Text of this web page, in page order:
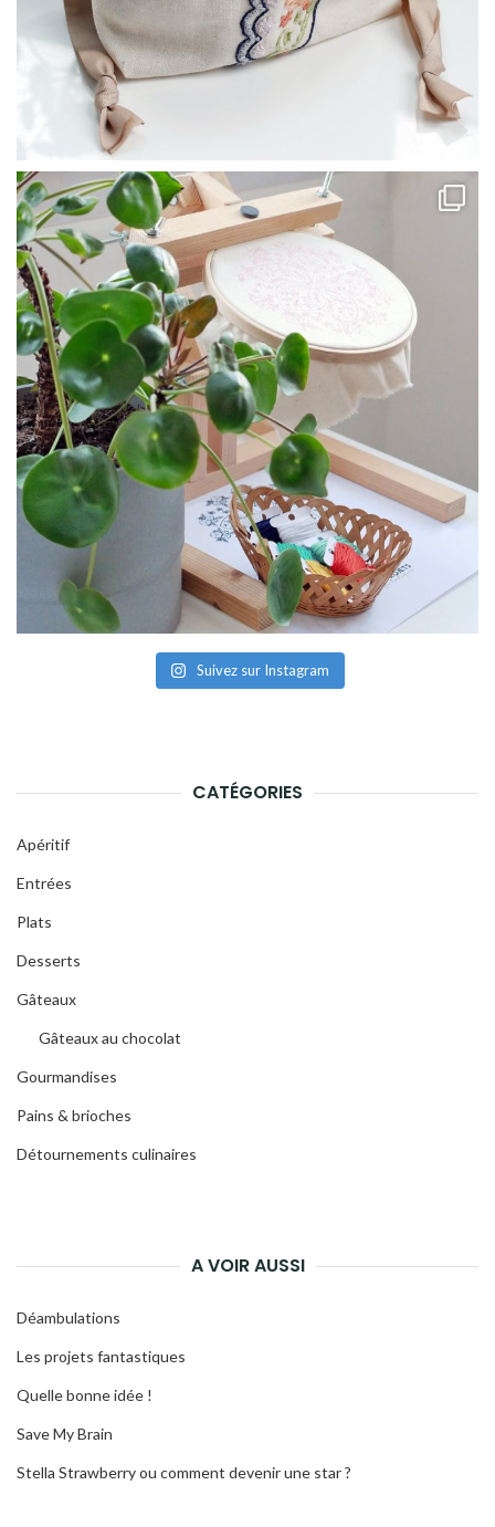
Suivez sur Instagram
CATÉGORIES
Apéritif
Entrées
Plats
Desserts
Gâteaux
Gâteaux au chocolat
Gourmandises
Pains & brioches
Détournements culinaires
A VOIR AUSSI
Déambulations
Les projets fantastiques
Quelle bonne idée !
Save My Brain
Stella Strawberry ou comment devenir une star ?